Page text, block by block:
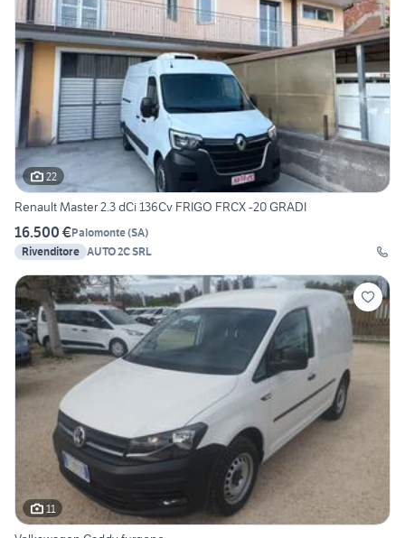
22
Renault Master 2.3 dCi 136Cv FRIGO FRCX -20 GRADI
16.500 €Palomonte(SA)
Rivenditore AUTO 2C SRL
11